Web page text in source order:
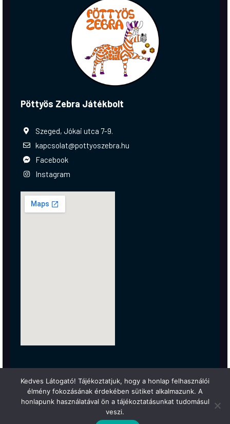
Pöttyös Zebra Játékbolt
Szeged, Jókai utca 7-9.
kapcsolat@pottyoszebra.hu
Facebook
Instagram
Kedves Látogató! Tájékoztatjuk, hogy a honlap felhasználói
élmény fokozásának érdekében sütiket alkalmazunk. A
honlapunk használatával ön a tájékoztatásunkat tudomásul
veszi.